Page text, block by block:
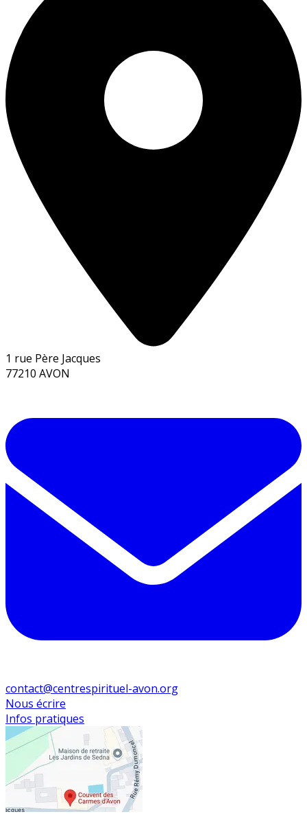
1 rue Père Jacques
77210 AVON
contact@centrespirituel-avon.org
Nous écrire
Infos pratiques